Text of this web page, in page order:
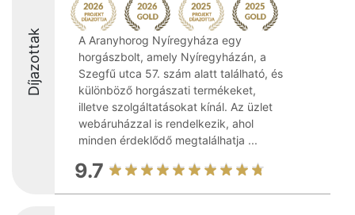
Díjazottak
A Aranyhorog Nyíregyháza egy
horgászbolt, amely Nyíregyházán, a
Szegfű utca 57. szám alatt található, és
különböző horgászati termékeket,
illetve szolgáltatásokat kínál. Az üzlet
webáruházzal is rendelkezik, ahol
minden érdeklődő megtalálhatja ...
9.7